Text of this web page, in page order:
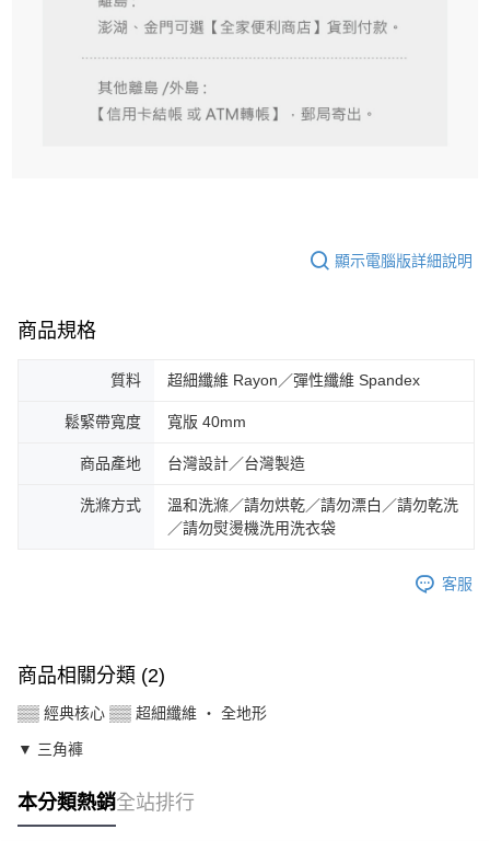
顯示電腦版詳細說明
商品規格
質料 超細纖維 Rayon／彈性纖維 Spandex
鬆緊帶寬度 寬版 40mm
商品產地 台灣設計／台灣製造
洗滌方式
溫和洗滌／請勿烘乾／請勿漂白／請勿乾洗
／請勿熨燙機洗用洗衣袋
客服
商品相關分類 (2)
▒▒ 經典核心 ▒▒ 超細纖維 ‧ 全地形
▼ 三角褲
本分類熱銷全站排行